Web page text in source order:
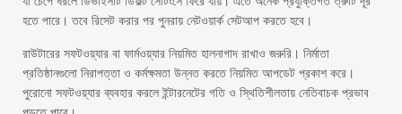
হতে পারে। তবে রিসেট করার পর পুনরায় নেটওয়ার্ক সেটআপ করতে হবে।
রাউটারের সফটওয়্যার বা ফার্মওয়্যার নিয়মিত হালনাগাদ রাখাও জরুরি। নির্মাতা
প্রতিষ্ঠানগুলো নিরাপত্তা ও কর্মক্ষমতা উন্নত করতে নিয়মিত আপডেট প্রকাশ করে।
পুরোনো সফটওয়্যার ব্যবহার করলে ইন্টারনেটের গতি ও স্থিতিশীলতায় নেতিবাচক প্রভাব